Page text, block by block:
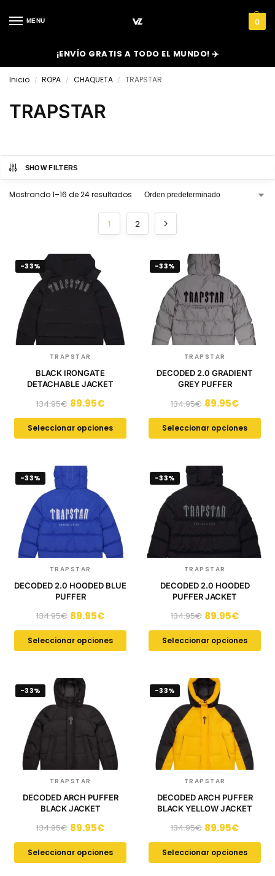
MENU 0
¡ENVÍO GRATIS A TODO EL MUNDO! ✈️
Inicio / ROPA / CHAQUETA / TRAPSTAR
TRAPSTAR
SHOW FILTERS
Mostrando 1–16 de 24 resultados
1 2
-33%
TRAPSTAR
BLACK IRONGATE
DETACHABLE JACKET
134.95€ 89.95€
Seleccionar opciones
-33%
TRAPSTAR
DECODED 2.0 GRADIENT
GREY PUFFER
134.95€ 89.95€
Seleccionar opciones
-33%
TRAPSTAR
DECODED 2.0 HOODED BLUE
PUFFER
134.95€ 89.95€
Seleccionar opciones
-33%
TRAPSTAR
DECODED 2.0 HOODED
PUFFER JACKET
134.95€ 89.95€
Seleccionar opciones
-33%
TRAPSTAR
DECODED ARCH PUFFER
BLACK JACKET
134.95€ 89.95€
Seleccionar opciones
-33%
TRAPSTAR
DECODED ARCH PUFFER
BLACK YELLOW JACKET
134.95€ 89.95€
Seleccionar opciones